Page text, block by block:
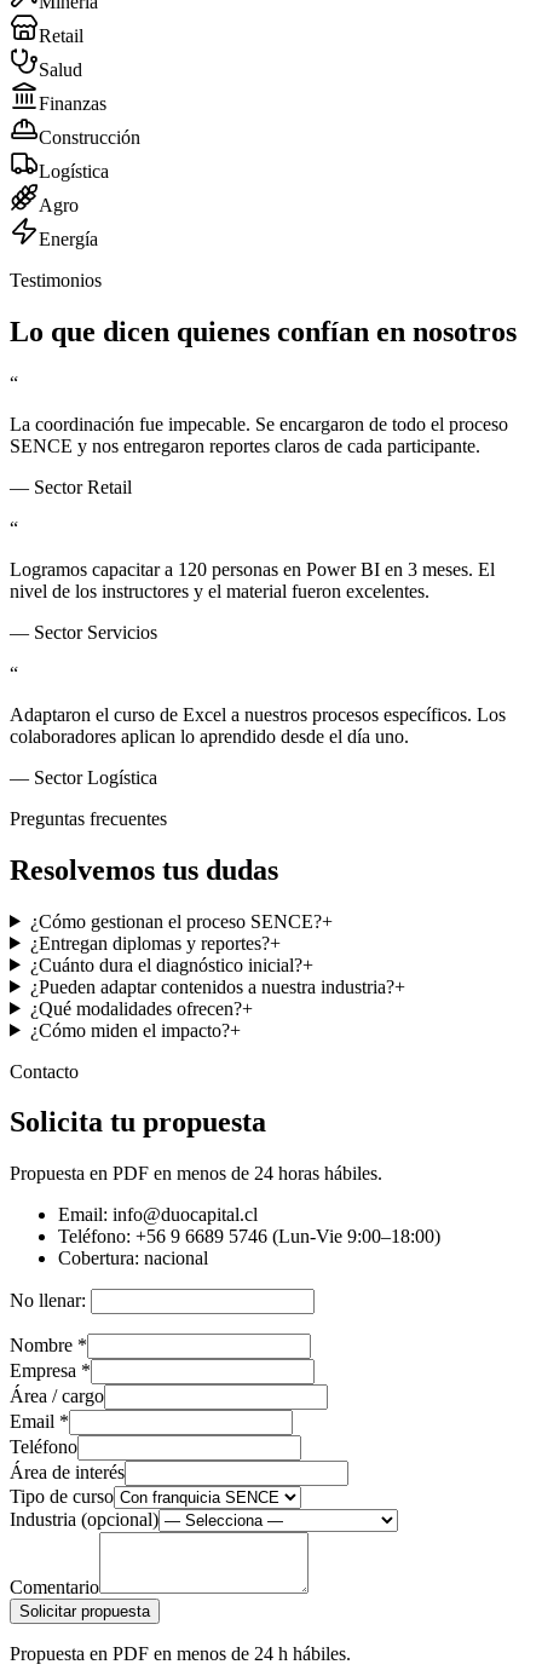
Retail
Salud
Finanzas
Construcción
Logística
Agro
Energía
Testimonios
Lo que dicen quienes confían en nosotros
“
La coordinación fue impecable. Se encargaron de todo el proceso
SENCE y nos entregaron reportes claros de cada participante.
— Sector Retail
“
Logramos capacitar a 120 personas en Power BI en 3 meses. El
nivel de los instructores y el material fueron excelentes.
— Sector Servicios
“
Adaptaron el curso de Excel a nuestros procesos específicos. Los
colaboradores aplican lo aprendido desde el día uno.
— Sector Logística
Preguntas frecuentes
Resolvemos tus dudas
¿Cómo gestionan el proceso SENCE?+
¿Entregan diplomas y reportes?+
¿Cuánto dura el diagnóstico inicial?+
¿Pueden adaptar contenidos a nuestra industria?+
¿Qué modalidades ofrecen?+
¿Cómo miden el impacto?+
Contacto
Solicita tu propuesta
Propuesta en PDF en menos de 24 horas hábiles.
Email: info@duocapital.cl
Teléfono: +56 9 6689 5746 (Lun-Vie 9:00–18:00)
Cobertura: nacional
No llenar:
Nombre *
Empresa *
Área / cargo
Email *
Teléfono
Área de interés
Tipo de curso
Industria (opcional)
Comentario
Solicitar propuesta
Propuesta en PDF en menos de 24 h hábiles.